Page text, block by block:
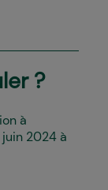
?
à
2024 à